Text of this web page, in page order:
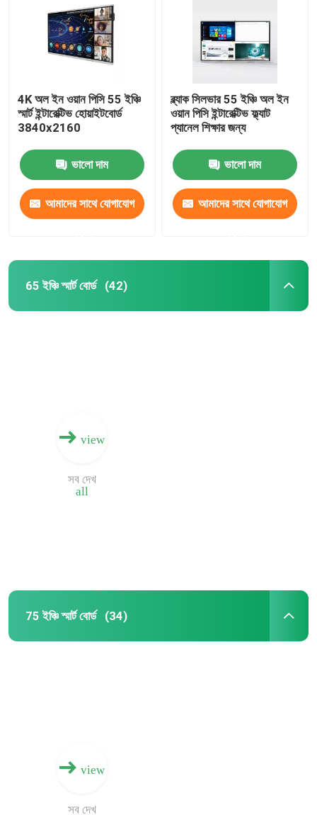
আমাদের সম্পর্কে
55 ইঞ্চি স্মার্ট বোর্ড
65 ইঞ্চি স্মার্ট বোর্ড
4K অল ইন ওয়ান পিসি 55 ইঞ্চি
স্মার্ট ইন্টারেক্টিভ হোয়াইটবোর্ড
3840x2160
ভালো দাম
আমাদের সাথে যোগাযোগ
ব্ল্যাক সিলভার 55 ইঞ্চি অল ইন
ওয়ান পিসি ইন্টারেক্টিভ ফ্ল্যাট
প্যানেল শিক্ষার জন্য
ভালো দাম
আমাদের সাথে যোগাযোগ
65 ইঞ্চি স্মার্ট বোর্ড (42)
view
all
সব দেখ
75 ইঞ্চি স্মার্ট বোর্ড (34)
view
সব দেখ